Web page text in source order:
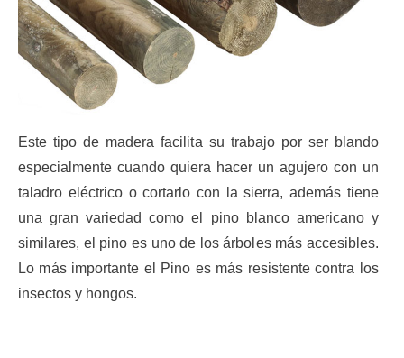
Este tipo de madera facilita su trabajo por ser blando
especialmente cuando quiera hacer un agujero con un
taladro eléctrico o cortarlo con la sierra, además tiene
una gran variedad como el pino blanco americano y
similares, el pino es uno de los árboles más accesibles.
Lo más importante el Pino es más resistente contra los
insectos y hongos.